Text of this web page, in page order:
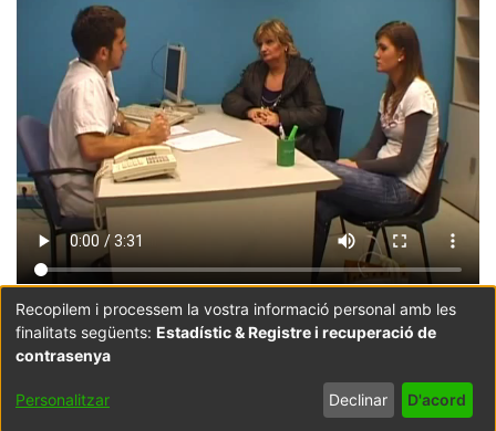
Coordinació:CRAI UB Avís legal
Metadades
subjectes a:
Configuració
de cookies
privadesa
Recopilem i processem la vostra informació personal amb les
finalitats següents: Estadístic & Registre i recuperació de
contrasenya
Personalitzar Declinar D'acord